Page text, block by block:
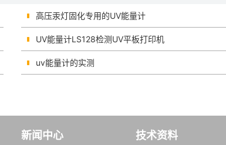
高压汞灯固化专用的UV能量计
UV能量计LS128检测UV平板打印机
uv能量计的实测
新闻中心 技术资料